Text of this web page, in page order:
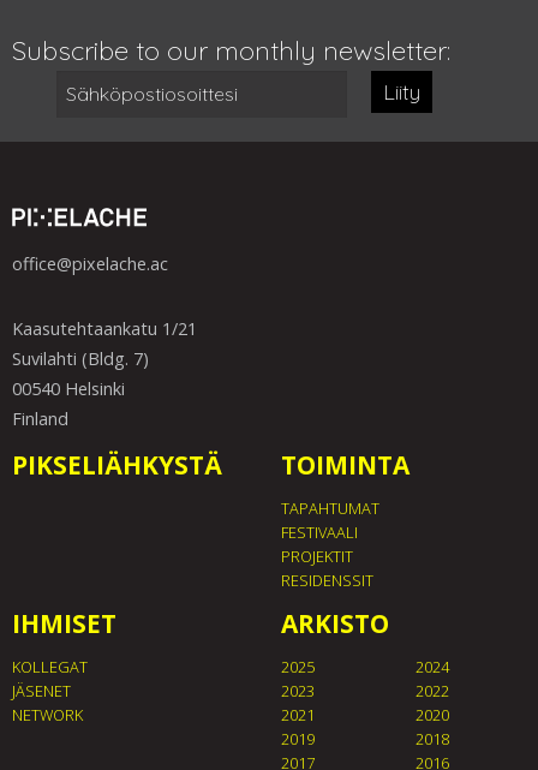
Subscribe to our monthly newsletter:
Liity
office@pixelache.ac
Kaasutehtaankatu 1/21
Suvilahti (Bldg. 7)
00540 Helsinki
Finland
PIKSELIÄHKYSTÄ TOIMINTA
TAPAHTUMAT
FESTIVAALI
PROJEKTIT
RESIDENSSIT
IHMISET
KOLLEGAT
JÄSENET
NETWORK
ARKISTO
2025
2024
2023
2022
2021
2020
2019
2018
2017
2016